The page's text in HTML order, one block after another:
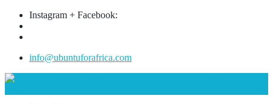
Instagram + Facebook:
info@ubuntuforafrica.com